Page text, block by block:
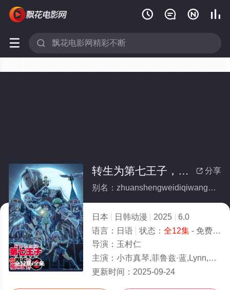
   
 
全12集/全集
 分享
转生为第七王子，随心所欲的魔法学习之路第二季(全集)
别名：zhuanshengweidiqiwangzisuixinsuoyudemofaxuexizhiludierji
日本 日韩动漫 2025
6.0
语言： 日语 状态： 全12集- 免费在线播放
导演： 玉村仁
主演： 小市真琴,菲鲁兹·蓝,Lynn,关根明良,高桥李依,堀江瞬,熊田茜音,松井惠理子,杉田智和,明坂聪美,土岐隼一,永冢拓马,石见舞菜香,津田美波,森久保
更新时间： 2025-09-24